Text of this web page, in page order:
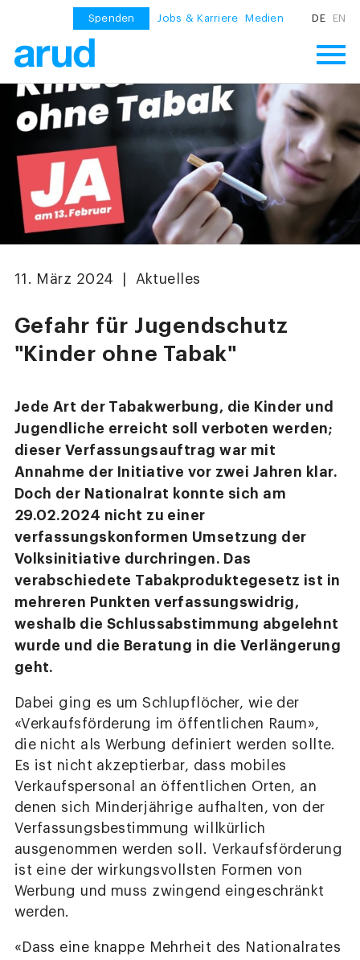
Spenden Jobs & Karriere Medien DE EN
11. März 2024 | Aktuelles
Gefahr für Jugendschutz
"Kinder ohne Tabak"
Jede Art der Tabakwerbung, die Kinder und
Jugendliche erreicht soll verboten werden;
dieser Verfassungsauftrag war mit
Annahme der Initiative vor zwei Jahren klar.
Doch der Nationalrat konnte sich am
29.02.2024 nicht zu einer
verfassungskonformen Umsetzung der
Volksinitiative durchringen. Das
verabschiedete Tabakproduktegesetz ist in
mehreren Punkten verfassungswidrig,
weshalb die Schlussabstimmung abgelehnt
wurde und die Beratung in die Verlängerung
geht.
Dabei ging es um Schlupflöcher, wie der
«Verkaufsförderung im öffentlichen Raum»,
die nicht als Werbung definiert werden sollte.
Es ist nicht akzeptierbar, dass mobiles
Verkaufspersonal an öffentlichen Orten, an
denen sich Minderjährige aufhalten, von der
Verfassungsbestimmung willkürlich
ausgenommen werden soll. Verkaufsförderung
ist eine der wirkungsvollsten Formen von
Werbung und muss zwingend eingeschränkt
werden.
«Dass eine knappe Mehrheit des Nationalrates